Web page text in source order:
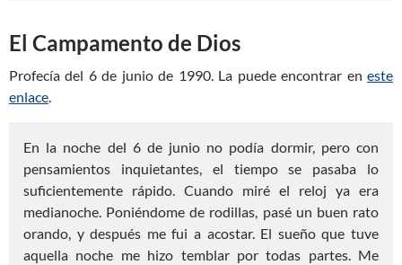
El Campamento de Dios
Profecía del 6 de junio de 1990. La puede encontrar en este
enlace.
En la noche del 6 de junio no podía dormir, pero con
pensamientos inquietantes, el tiempo se pasaba lo
suficientemente rápido. Cuando miré el reloj ya era
medianoche. Poniéndome de rodillas, pasé un buen rato
orando, y después me fui a acostar. El sueño que tuve
aquella noche me hizo temblar por todas partes. Me